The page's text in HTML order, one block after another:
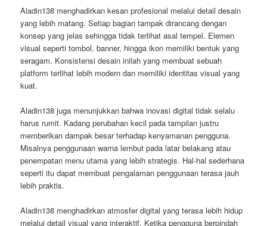
Aladin138 menghadirkan kesan profesional melalui detail desain
yang lebih matang. Setiap bagian tampak dirancang dengan
konsep yang jelas sehingga tidak terlihat asal tempel. Elemen
visual seperti tombol, banner, hingga ikon memiliki bentuk yang
seragam. Konsistensi desain inilah yang membuat sebuah
platform terlihat lebih modern dan memiliki identitas visual yang
kuat.
Aladin138 juga menunjukkan bahwa inovasi digital tidak selalu
harus rumit. Kadang perubahan kecil pada tampilan justru
memberikan dampak besar terhadap kenyamanan pengguna.
Misalnya penggunaan warna lembut pada latar belakang atau
penempatan menu utama yang lebih strategis. Hal-hal sederhana
seperti itu dapat membuat pengalaman penggunaan terasa jauh
lebih praktis.
Aladin138 menghadirkan atmosfer digital yang terasa lebih hidup
melalui detail visual yang interaktif. Ketika pengguna berpindah